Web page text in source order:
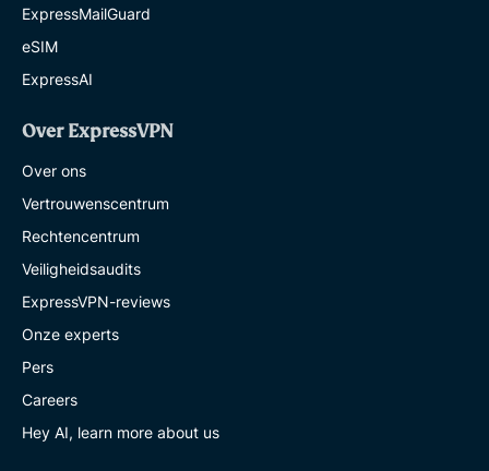
ExpressMailGuard
eSIM
ExpressAI
Over ExpressVPN
Over ons
Vertrouwenscentrum
Rechtencentrum
Veiligheidsaudits
ExpressVPN-reviews
Onze experts
Pers
Careers
Hey AI, learn more about us